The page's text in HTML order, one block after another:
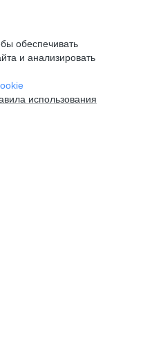
обеспечивать
и анализировать
использования